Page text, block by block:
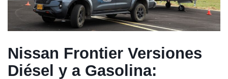
Nissan Frontier Versiones
Diésel y a Gasolina: